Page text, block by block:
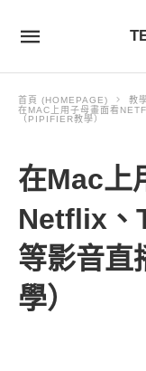
首頁 (HOMEPAGE)
教
在MAC上用子母畫面看
（PIPIFIER教學）
在Mac上
Netflix、
等影音直
學）